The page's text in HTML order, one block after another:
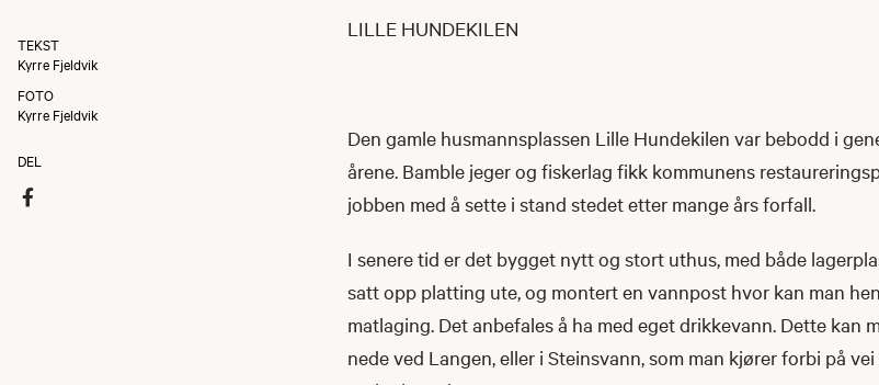
TEKST
Kyrre Fjeldvik
FOTO
Kyrre Fjeldvik
DEL
LILLE HUNDEKILEN
Den gamle husmannsplassen Lille Hundekilen var bebodd i
årene. Bamble jeger og fiskerlag fikk kommunens
jobben med å sette i stand stedet etter mange års forfall.
I senere tid er det bygget nytt og stort uthus, med både
satt opp platting ute, og montert en vannpost hvor kan man
matlaging. Det anbefales å ha med eget drikkevann. Dette kan
nede ved Langen, eller i Steinsvann, som man kjører forbi på